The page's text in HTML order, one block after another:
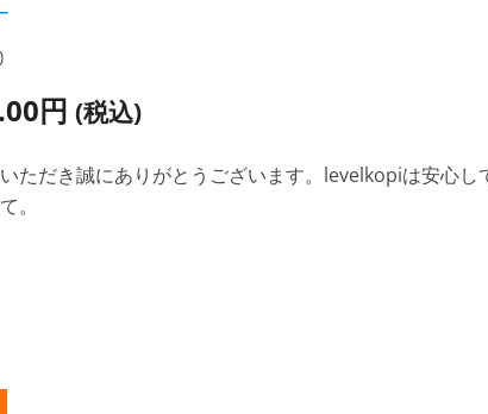
円 (税込)
ただき誠にありがとうございます。levelkopiは安心し
。